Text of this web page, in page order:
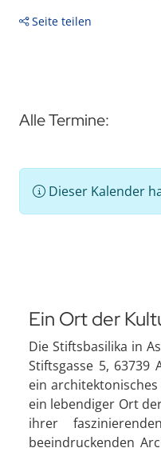
Seite teilen
Alle Termine:
Dieser Kalender
Ein Ort der
Die Stiftsbasilika in
Stiftsgasse 5,
ein
ein lebendiger Ort
ihrer
beeindruckenden